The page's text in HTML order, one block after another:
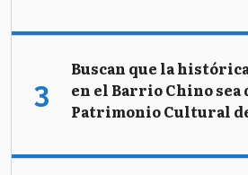
Buscan que la
en el Barrio Chino sea
Patrimonio Cultural